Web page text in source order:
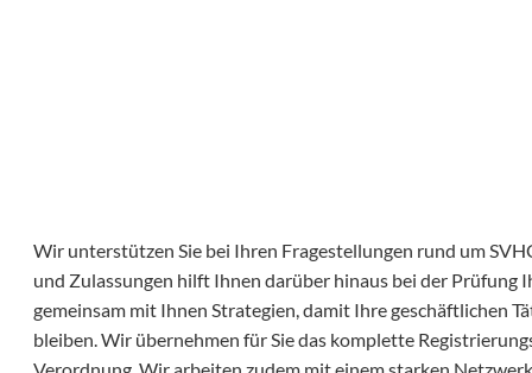
Wir unterstützen Sie bei Ihren Fragestellungen rund um
und Zulassungen hilft Ihnen darüber hinaus bei der Prüfung
gemeinsam mit Ihnen Strategien, damit Ihre geschäftlichen
bleiben. Wir übernehmen für Sie das komplette